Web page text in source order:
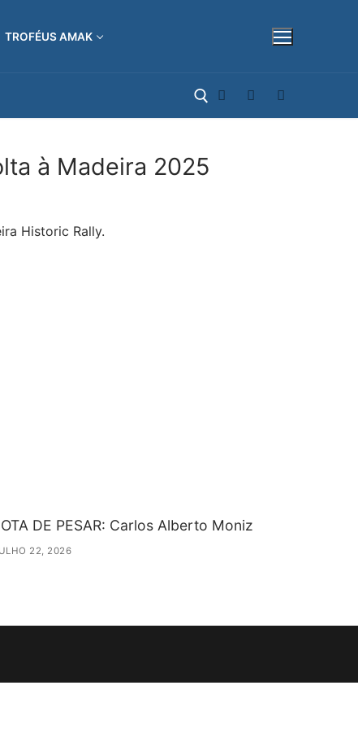
TROFÉUS AMAK
Pesquisar por:
à Madeira 2025
Historic Rally.
DE PESAR: Carlos Alberto Moniz
22, 2026